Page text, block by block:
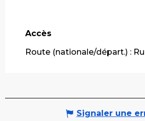
Accès
Accès
Route (nationale/départ.) :
Signaler une